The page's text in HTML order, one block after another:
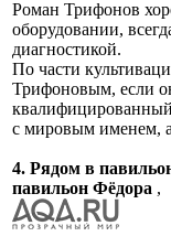
Роман Трифонов
оборудовании,
диагностикой.
По части
Трифоновым, если
с мировым именем,
4. Рядом в
павильон Фёдора ,